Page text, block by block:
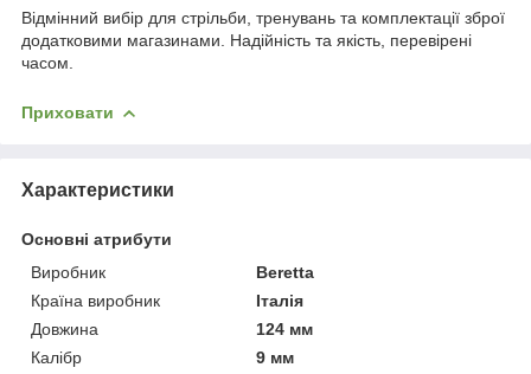
Відмінний вибір для стрільби, тренувань та комплектації зброї
додатковими магазинами. Надійність та якість, перевірені
часом.
Приховати
Характеристики
Основні атрибути
Виробник
Beretta
Країна виробник
Італія
Довжина
124 мм
Калібр
9 мм